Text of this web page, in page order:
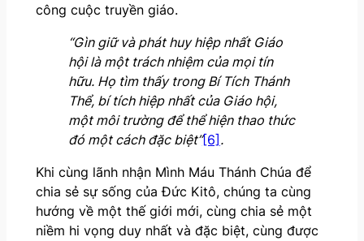
công cuộc truyền giáo.
“Gìn giữ và phát huy hiệp nhất Giáo
hội là một trách nhiệm của mọi tín
hữu. Họ tìm thấy trong Bí Tích Thánh
Thể, bí tích hiệp nhất của Giáo hội,
một môi trường để thể hiện thao thức
đó một cách đặc biệt”[6] .
Khi cùng lãnh nhận Mình Máu Thánh Chúa để
chia sẻ sự sống của Đức Kitô, chúng ta cùng
hướng về một thế giới mới, cùng chia sẻ một
niềm hi vọng duy nhất và đặc biệt, cùng được